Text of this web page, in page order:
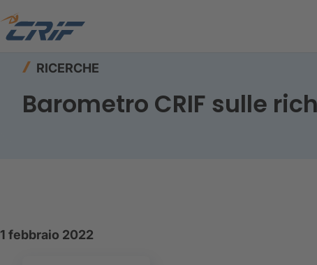
Home
RICERCHE
Barometro CRIF sulle
1 febbraio 2022